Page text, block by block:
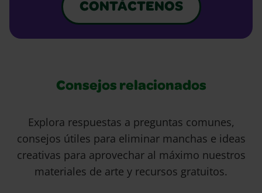
CONTÁCTENOS
Consejos relacionados
Explora respuestas a preguntas comunes,
consejos útiles para eliminar manchas e ideas
creativas para aprovechar al máximo nuestros
materiales de arte y recursos gratuitos.